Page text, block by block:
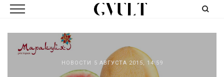
НОВОСТИ 5 АВГУСТА 2015, 14:59